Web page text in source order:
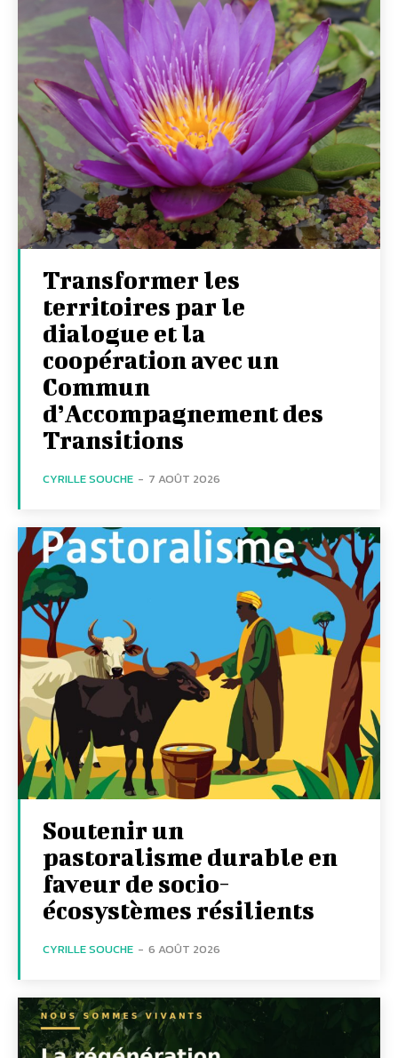
Transformer les
territoires par le
dialogue et la
coopération avec un
Commun
d’Accompagnement des
Transitions
CYRILLE SOUCHE - 7 AOÛT 2026
Soutenir un
pastoralisme durable en
faveur de socio-
écosystèmes résilients
CYRILLE SOUCHE - 6 AOÛT 2026